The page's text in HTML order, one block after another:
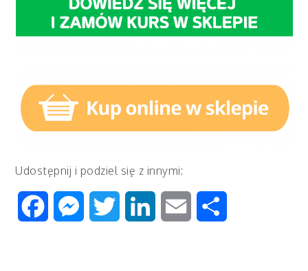
Udostępnij i podziel się z innymi:
FacebookMessenger
Twitter LinkedIn Email